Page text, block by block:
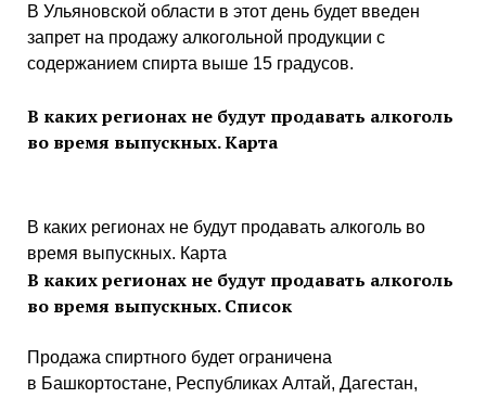
В Ульяновской области в этот день будет введен
запрет на продажу алкогольной продукции с
содержанием спирта выше 15 градусов.
В каких регионах не будут продавать алкоголь
во время выпускных. Карта
В каких регионах не будут продавать алкоголь во
время выпускных. Карта
В каких регионах не будут продавать алкоголь
во время выпускных. Список
Продажа спиртного будет ограничена
в Башкортостане, Республиках Алтай, Дагестан,